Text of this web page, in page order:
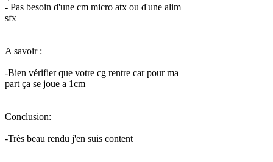
- Pas besoin d'une cm micro atx ou d'une alim
sfx
A savoir :
-Bien vérifier que votre cg rentre car pour ma
part ça se joue a 1cm
Conclusion:
-Très beau rendu j'en suis content